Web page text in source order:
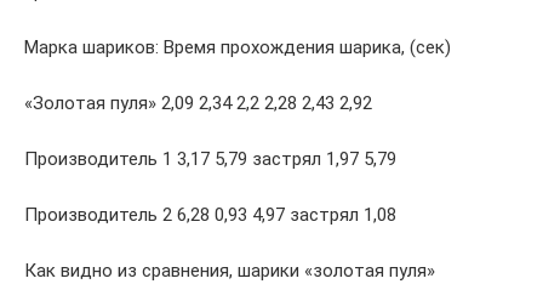
Марка шариков: Время прохождения шарика, (сек)
«Золотая пуля» 2,09 2,34 2,2 2,28 2,43 2,92
Производитель 1 3,17 5,79 застрял 1,97 5,79
Производитель 2 6,28 0,93 4,97 застрял 1,08
Как видно из сравнения, шарики «золотая пуля»